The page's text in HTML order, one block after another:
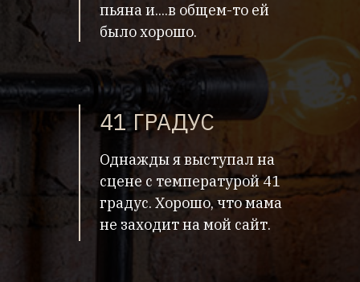
пьяна и....в общем-то ей
было хорошо.
41 ГРАДУС
Однажды я выступал на
сцене с температурой 41
градус. Хорошо, что мама
не заходит на мой сайт.